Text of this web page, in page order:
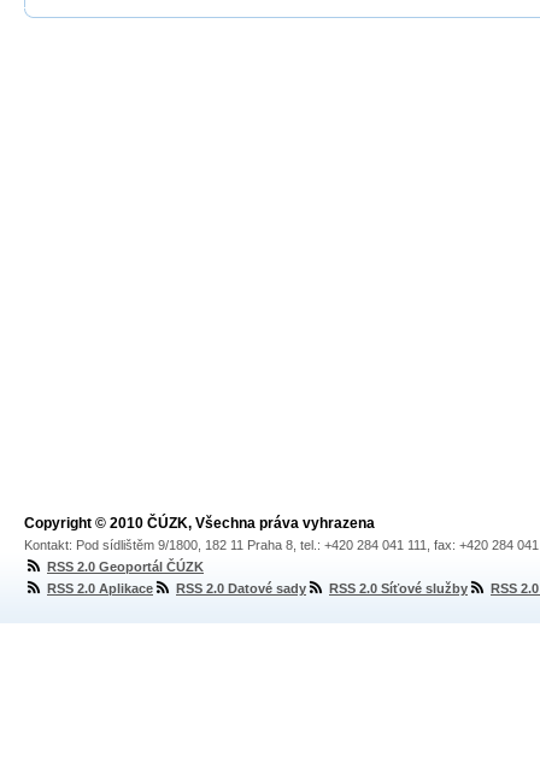
Copyright © 2010 ČÚZK, Všechna práva vyhrazena
Kontakt: Pod sídlištěm 9/1800, 182 11 Praha 8, tel.: +420 284 041 111, fax: +420 284
RSS 2.0 Geoportál ČÚZK
RSS 2.0 Aplikace
RSS 2.0 Datové sady RSS 2.0 Síťové služby RSS